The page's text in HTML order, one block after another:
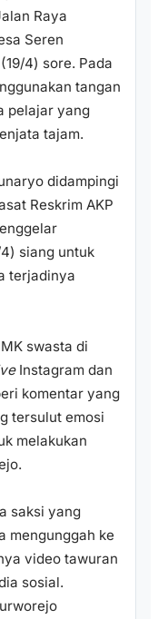
Raya
Seren
4) sore. Pada
tangan
pelajar yang
tajam.
didampingi
Reskrim AKP
siang untuk
terjadinya
swasta di
Instagram dan
komentar yang
tersulut emosi
melakukan
saksi yang
mengunggah ke
video tawuran
sosial.